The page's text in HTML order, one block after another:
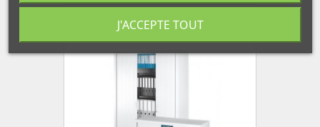
J'ACCEPTE TOUT